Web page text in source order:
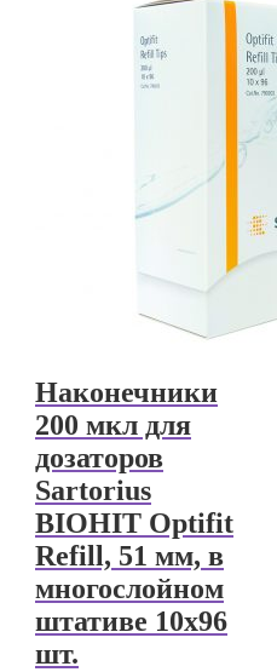
Наконечники
200 мкл для
дозаторов
Sartorius
BIOHIT Optifit
Refill, 51 мм, в
многослойном
штативе 10х96
шт.